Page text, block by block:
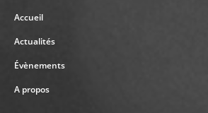
Accueil
Actualités
Évènements
A propos